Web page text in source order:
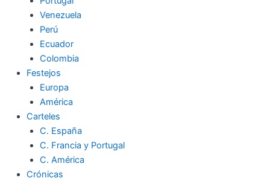
Venezuela
Perú
Ecuador
Colombia
Festejos
Europa
América
Carteles
C. España
C. Francia y Portugal
C. América
Crónicas